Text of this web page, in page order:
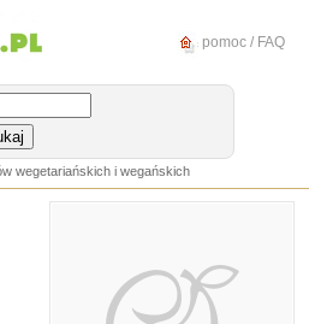
pomoc / FAQ
wegetariańskich i wegańskich